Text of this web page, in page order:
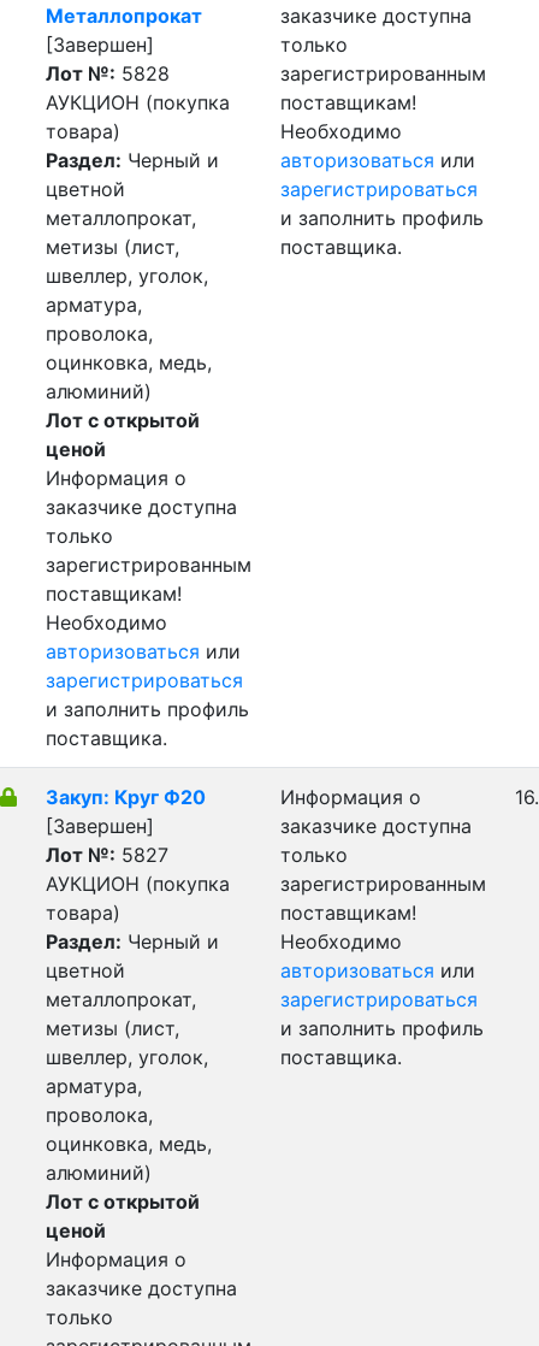
Металлопрокат
[Завершен]
Лот №: 5828
АУКЦИОН (покупка
товара)
Раздел: Черный и
цветной
металлопрокат,
метизы (лист,
швеллер, уголок,
арматура,
проволока,
оцинковка, медь,
алюминий)
Лот с открытой
ценой
Информация о
заказчике доступна
только
зарегистрированным
поставщикам!
Необходимо
авторизоваться или
зарегистрироваться
и заполнить профиль
поставщика.
заказчике доступна
только
зарегистрированным
поставщикам!
Необходимо
авторизоваться или
зарегистрироваться
и заполнить профиль
поставщика.
Закуп: Круг Ф20
[Завершен]
Лот №: 5827
АУКЦИОН (покупка
товара)
Раздел: Черный и
цветной
металлопрокат,
метизы (лист,
швеллер, уголок,
арматура,
проволока,
оцинковка, медь,
алюминий)
Лот с открытой
ценой
Информация о
заказчике доступна
только
Информация о
заказчике доступна
только
зарегистрированным
поставщикам!
Необходимо
авторизоваться или
зарегистрироваться
и заполнить профиль
поставщика.